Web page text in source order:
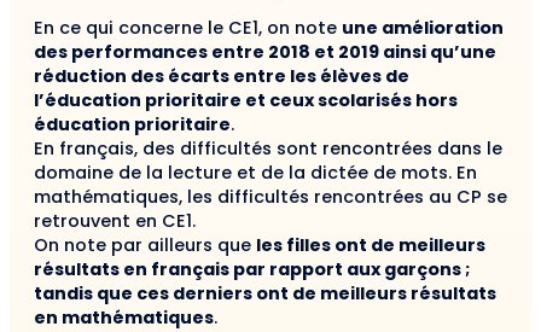
En ce qui concerne le CE1, on note une amélioration
des performances entre 2018 et 2019 ainsi qu’une
réduction des écarts entre les élèves de
l’éducation prioritaire et ceux scolarisés hors
éducation prioritaire.
En français, des difficultés sont rencontrées dans le
domaine de la lecture et de la dictée de mots. En
mathématiques, les difficultés rencontrées au CP se
retrouvent en CE1.
On note par ailleurs que les filles ont de meilleurs
résultats en français par rapport aux garçons ;
tandis que ces derniers ont de meilleurs résultats
en mathématiques.